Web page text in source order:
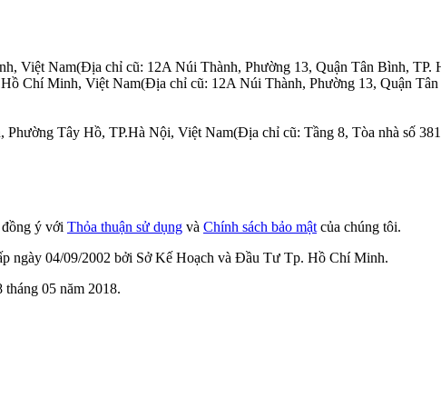
Việt Nam(Địa chỉ cũ: 12A Núi Thành, Phường 13, Quận Tân Bình, TP.
Chí Minh, Việt Nam(Địa chỉ cũ: 12A Núi Thành, Phường 13, Quận
Phường Tây Hồ, TP.Hà Nội, Việt Nam(Địa chỉ cũ: Tầng 8, Tòa nhà số
ý với Thỏa thuận sử dụng và Chính sách bảo mật của chúng tôi.
ngày 04/09/2002 bởi Sở Kế Hoạch và Đầu Tư Tp. Hồ Chí Minh.
05 năm 2018.